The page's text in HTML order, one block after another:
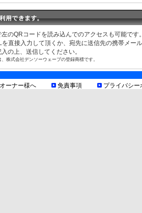
のQRコードを読み込んでのアクセスも可能です
直接入力して頂くか、宛先に送信先の携帯メー
の上、送信してください。
株式会社デンソーウェーブの登録商標です。
ーナー様へ 免責事項 プライバシー